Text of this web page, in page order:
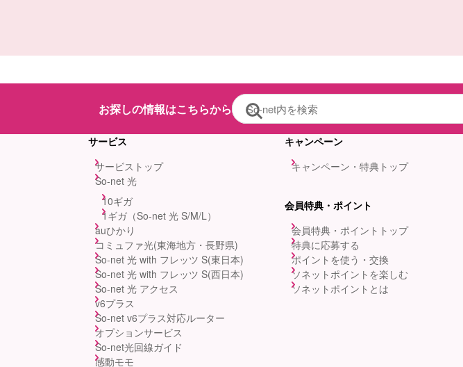
お探しの情報はこちらから
サービス
サービストップ
So-net 光
10ギガ
1ギガ（So-net 光 S/M/L）
auひかり
コミュファ光(東海地方・長野県)
So-net 光 with フレッツ S(東日本)
So-net 光 with フレッツ S(西日本)
So-net 光 アクセス
v6プラス
So-net v6プラス対応ルーター
オプションサービス
So-net光回線ガイド
感動モモ
キャンペーン
キャンペーン・特典トップ
会員特典・ポイント
会員特典・ポイントトップ
特典に応募する
ポイントを使う・交換
ソネットポイントを楽しむ
ソネットポイントとは